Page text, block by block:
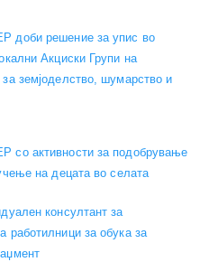
доби решение за упис во
Акциски Групи на
за земјоделство, шумарство и
активности за подобрување
на децата во селата
консултант за
работилници за обука за